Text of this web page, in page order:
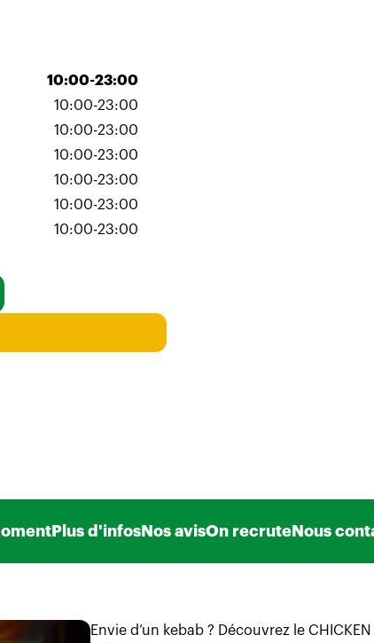
10:00-23:00
10:00-23:00
10:00-23:00
10:00-23:00
10:00-23:00
10:00-23:00
10:00-23:00
Plus d'infosNos avisOn recruteNous
Envie d’un kebab ? Découvrez le